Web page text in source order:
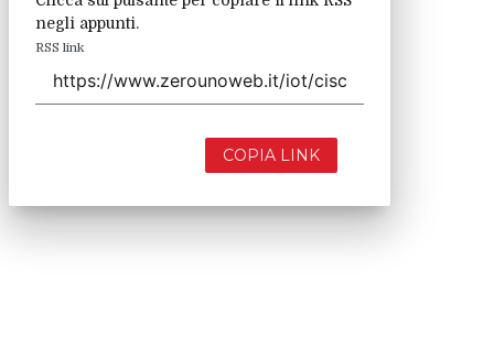
negli appunti.
RSS link
COPIA LINK